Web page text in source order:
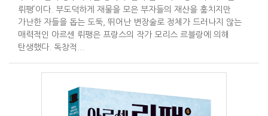
뤼팽’이다. 부도덕하게 재물을 모은 부자들의 재산을 훔치지만
가난한 자들을 돕는 도둑, 뛰어난 변장술로 정체가 드러나지 않는
매력적인 아르센 뤼팽은 프랑스의 작가 모리스 르블랑에 의해
탄생했다. 독창적...